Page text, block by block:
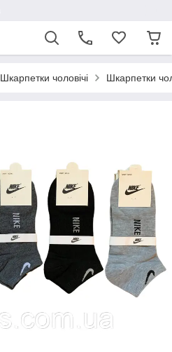
Шкарпетки чоловічі Шкарпетки